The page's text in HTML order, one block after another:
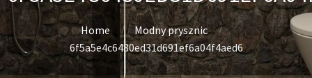
Home
Modny prysznic
6f5a5e4c6480ed31d691ef6a04f4aed6